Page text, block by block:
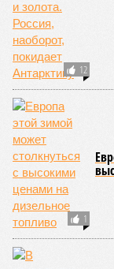
12
1